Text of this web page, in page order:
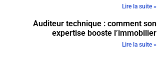
Lire la suite »
Auditeur technique : comment son
expertise booste l’immobilier
Lire la suite »